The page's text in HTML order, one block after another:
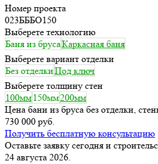
Номер проекта
023БББО150
Выберете технологию
Баня из брусаКаркасная баня
Выберете вариант отделки
Без отделкиПод ключ
Выберете толщину стен
100мм 150мм200мм
Цена бани из бруса без отделки,
730 000 руб.
Получить бесплатную консультацию
Оставьте заявку сегодня и
24 августа 2026.